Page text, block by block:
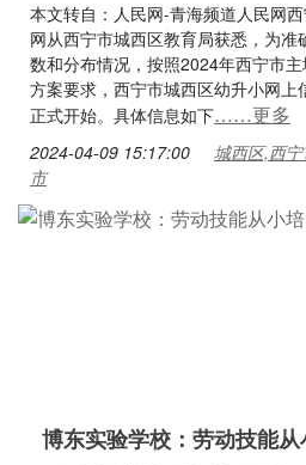
本文转自：人民网-青海频道人民网
网从西宁市城西区教育局获悉，为
数和分布情况，按照2024年西宁市
方案要求，西宁市城西区幼升小网上
正式开始。具体信息如下……更多
2024-04-09 15:17:00
城西区,西
市
博东实验学校：劳动技能